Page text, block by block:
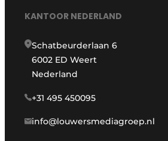
KANTOOR NEDERLAND
Schatbeurderlaan 6
6002 ED Weert
Nederland
+31 495 450095
info@louwersmediagroep.nl